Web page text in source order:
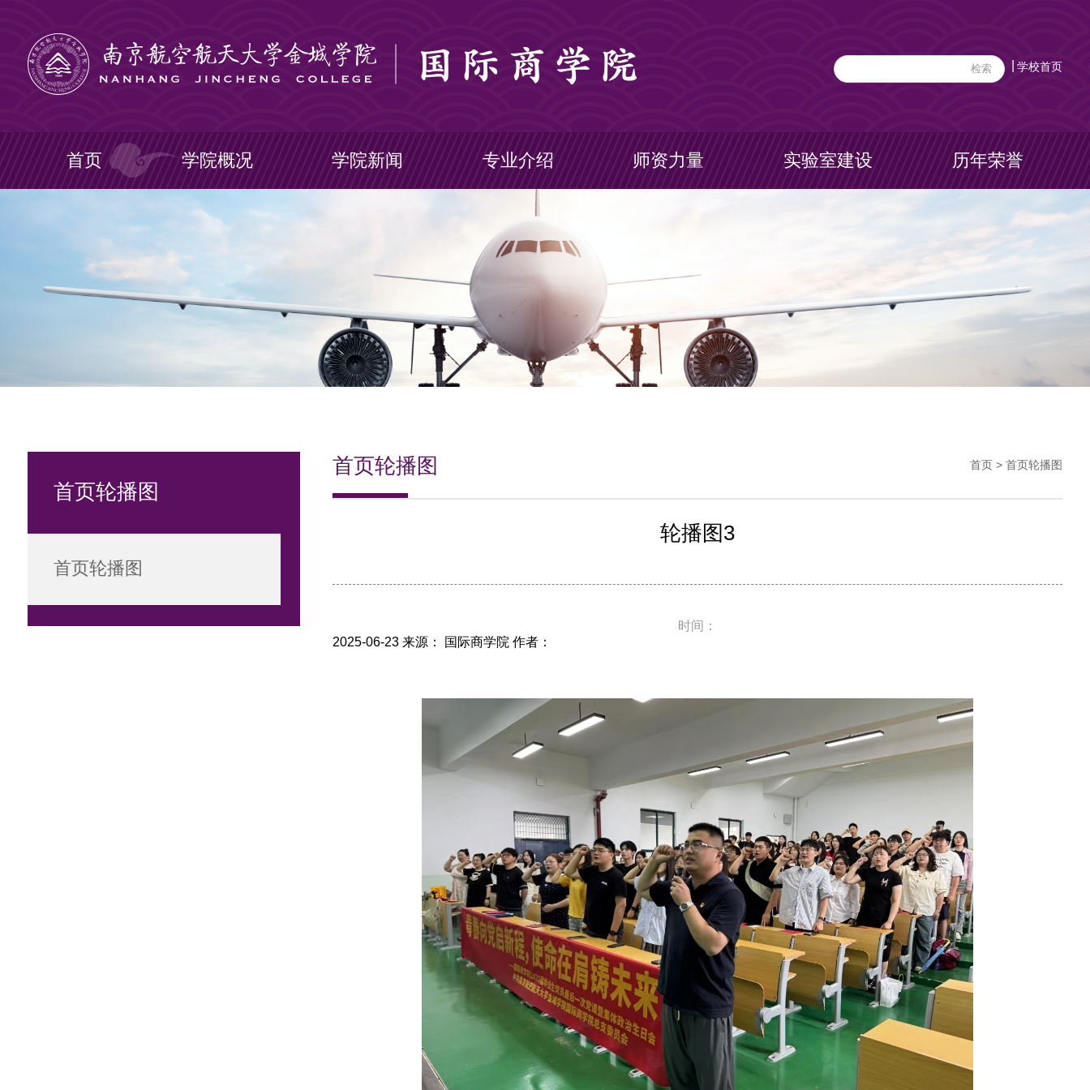
学校首页
首页 学院概况 学院新闻 专业介绍 师资力量 实验室建设 历年荣誉
首页轮播图
首页轮播图
首页轮播图 首页 >首页轮播图
轮播图3
时间：
2025-06-23 来源： 国际商学院 作者：